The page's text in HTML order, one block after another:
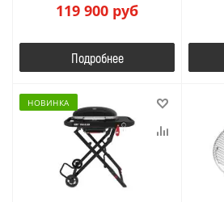
119 900 руб
Подробнее
НОВИНКА